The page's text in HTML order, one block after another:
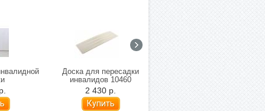
Доска для пересадки
инвалидов 10460
2 430 р.